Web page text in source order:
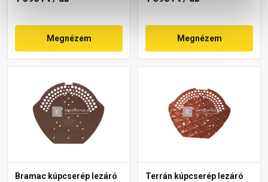
Megnézem Megnézem
Bramac kúpcserép lezáró
Terrán kúpcserép lezáró